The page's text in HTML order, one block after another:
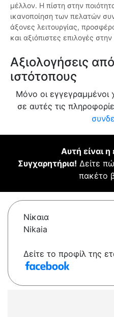
μέλλον. Η πίστη στην
ικανοποίηση των πελατών
άξονες λειτουργίας,
και αξιόπιστες επιλογές
Αξιολογήσεις
ιστότοπους
Μόνο οι
σε αυτές τις
Αυτή είναι η
Συγχαρητήρια! Δείτε
πακέτο
Νίκαια
Nikaia
Δείτε το προφίλ της